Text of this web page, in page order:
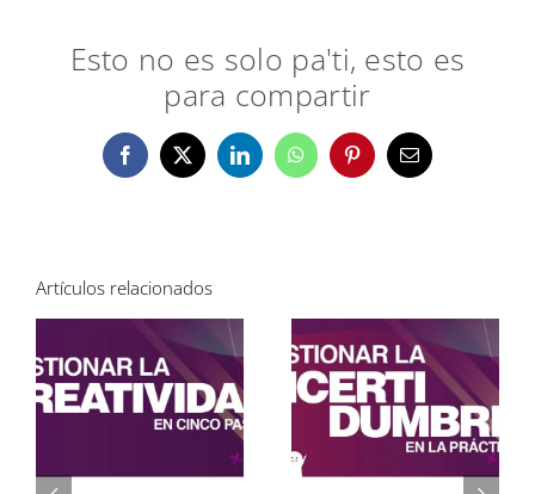
Esto no es solo pa'ti, esto es
para compartir
Facebook
X LinkedInWhatsAppPinterestCorreo
electrónico
Artículos relacionados